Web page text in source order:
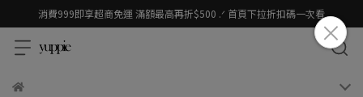
消費999即享超商免運 滿額最高再折$500 .ᐟ 首頁下拉折扣碼一次看